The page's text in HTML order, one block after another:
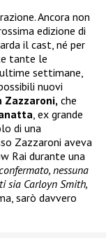
Ancora non
edizione di
il cast, né per
tante le
settimane,
nuovi
Zazzaroni,che
, ex grande
di una
Zazzaroni aveva
Rai durante una
nessuna
sia Carloyn Smith,
sarò davvero